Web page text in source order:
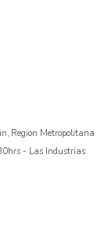
Region Metropolitana
- Las Industrias